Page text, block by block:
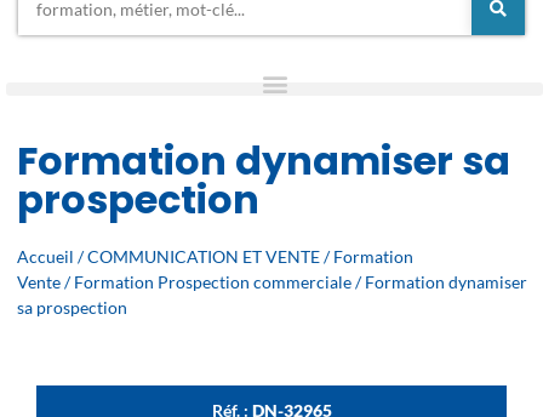
Formation dynamiser sa
prospection
Accueil /COMMUNICATION ET VENTE/Formation
Vente/Formation Prospection commerciale/ Formation dynamiser
sa prospection
Réf. : DN-32965